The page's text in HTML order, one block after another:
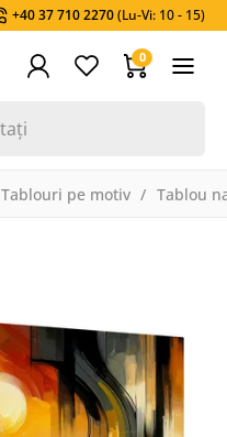
+40 37 710 2270(Lu-Vi: 10 - 15)
0
Tablouri pe motiv Tablou